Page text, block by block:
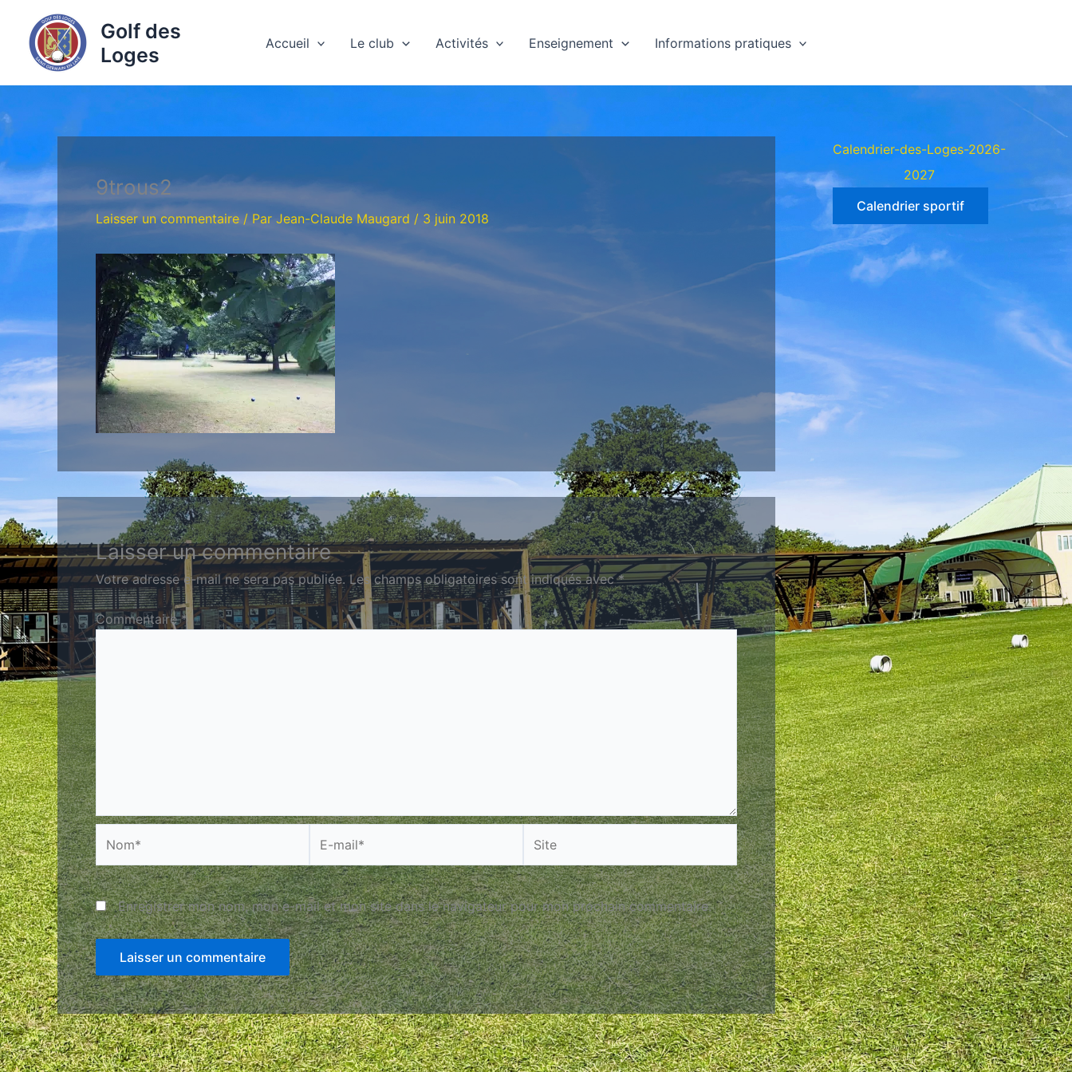
contenu
Golf des
Loges
Accueil Le club Activités Enseignement Informations pratiques
9trous2
Laisser un commentaire / ParJean-Claude Maugard / 3 juin 2018
Laisser un commentaire
Votre adresse e-mail ne sera pas publiée. Les champs obligatoires sont indiqués avec*
Commentaire*
Nom*
mail*
Enregistrer mon nom, mon e-mail et mon site dans le navigateur pour mon prochain commentaire.
Calendrier-des-Loges-2026-
2027
Calendrier sportif